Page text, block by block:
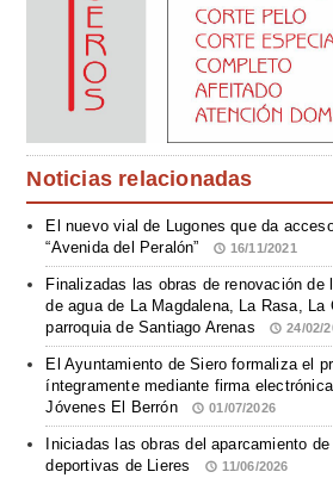
Noticias relacionadas
El nuevo vial de Lugones que da
“Avenida del Peralón”
16/11/2021
Finalizadas las obras de renovación de
de agua de La Magdalena, La Rasa,
parroquia de Santiago Arenas
24/02/
El Ayuntamiento de Siero formaliza el
íntegramente mediante firma
Jóvenes El Berrón
01/07/2026
Iniciadas las obras del aparcamiento
deportivas de Lieres
11/06/2026